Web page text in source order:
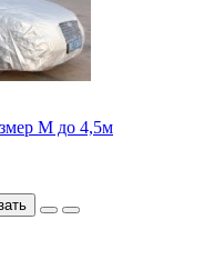
М до 4,5м